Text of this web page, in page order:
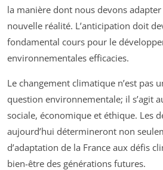
la manière dont nous devons
nouvelle réalité. L’anticipation doit
fondamental cours pour le
environnementales efficacies.
Le changement climatique n’est pas
question environnementale; il s’agit
sociale, économique et éthique. Les
aujourd’hui détermineront non
d’adaptation de la France aux défis
bien-être des générations futures.